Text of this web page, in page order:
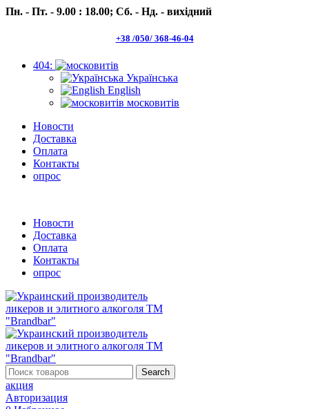
Пн. - Пт. - 9.00 : 18.00; Сб. - Нд. - вихідний
+38 /050/ 368-46-04
404:
Українська
English
московитів
Новости
Доставка
Оплата
Контакты
опрос
Новости
Доставка
Оплата
Контакты
опрос
Search
акция
Авторизация